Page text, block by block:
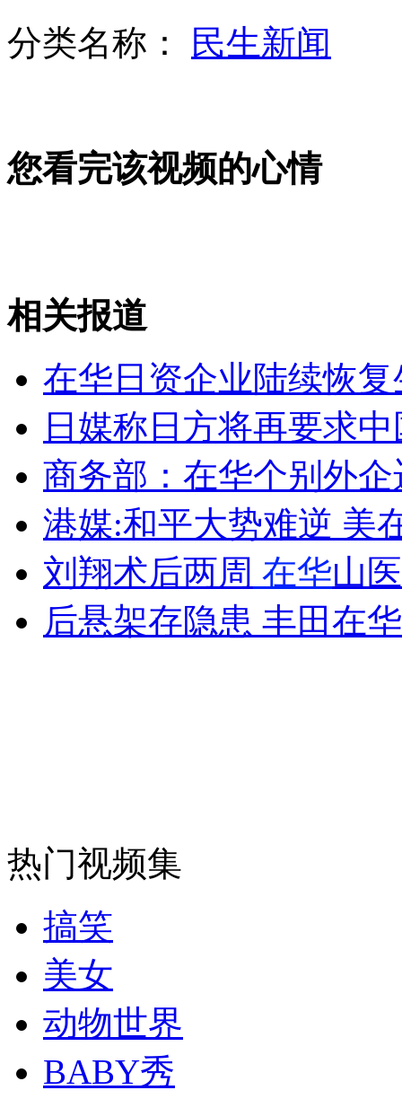
中国海军舰艇的命名规则
实拍记者采访时被闪电击中
山西运城恶犬咬伤多人 警民合力深夜将其击毙
女孩北京地铁殴打老人 痛下狠手拳打脚踢
无痛分娩是否安全 医生回应
走！跟着总书记去植树
消防员救轻生者
纽约上演“枕头大战”
司机酒驾遇交警 急速倒车逃窜
分类名称：
民生新闻
您看完该视频的心情
相关报道
在华日资企业陆续恢
日媒称日方将再要求
商务部：在华个别外
港媒:和平大势难逆 美
刘翔术后两周 在华山
后悬架存隐患 丰田在
热门视频集
搞笑
美女
动物世界
BABY秀